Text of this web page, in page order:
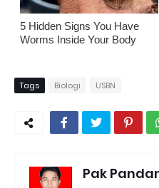
5 Hidden Signs You Have
Worms Inside Your Body
Tags Biologi USBN
Pak